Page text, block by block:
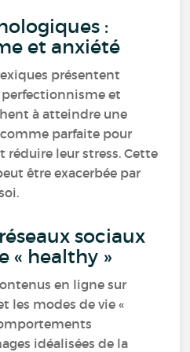
:
et anxiété
présentent
et
à atteindre une
parfaite pour
réduire leur stress. Cette
être exacerbée par
sociaux
« healthy »
en ligne sur
les modes de vie «
idéalisées de la